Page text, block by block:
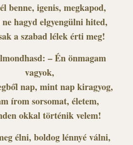
benne, igenis, megkapod,
ne hagyd elgyengülni hited,
a szabad lélek érti meg!
– Én önmagam
vagyok,
nap, mint nap kiragyog,
írom sorsomat, életem,
okkal történik velem!
élni, boldog lénnyé válni,